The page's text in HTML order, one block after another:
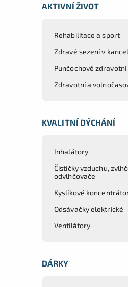
AKTIVNÍ ŽIVOT
Rehabilitace a sport
Zdravé sezení v
Punčochové zdravotní
Zdravotní a
KVALITNÍ DÝCHÁNÍ
Inhalátory
Čističky vzduchu,
odvlhčovače
Kyslíkové
Odsávačky elektrické
Ventilátory
DÁRKY